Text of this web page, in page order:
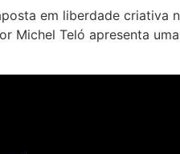
em liberdade
Michel Teló apresenta